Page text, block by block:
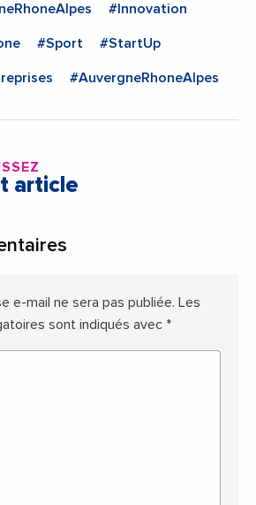
#Innovation
#Sport #StartUp
#AuvergneRhoneAlpes
article
e-mail ne sera pas publiée. Les
sont indiqués avec *